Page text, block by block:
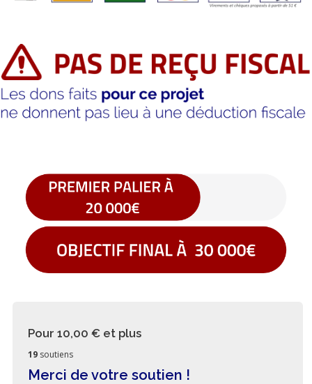
Pour 10,00 € et plus
19 soutiens
Merci de votre soutien !